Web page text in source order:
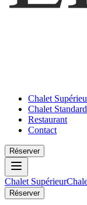
Chalet
Chalet Standard
Restaurant
Contact
Réserver
Chalet Supérieur
Réserver